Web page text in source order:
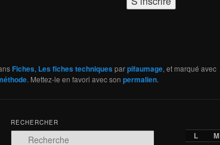
Fiches, Les fiches techniquesparpifaumage, et marqué avec
. Mettez-le en favori avec son permalien.
RECHERCHER
L M